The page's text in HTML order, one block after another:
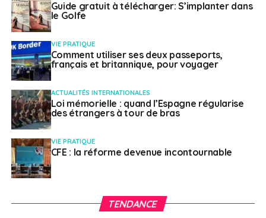
les référents handicap qui son habilités à répondre aux
questions sur le sujet du handicap.
Voici aussi une liste avec quelques exemples
d’associationsd’étudiants handicapés qui agissent, en
complément des services d’accueil, pour améliorer les
conditions de vie, d’études et de préparation à
l’insertion professionnelle :
l’Insertion professionnelle des jeunes personnes
handicapées,
ARPEJEH,etc.
Guide gratuit à télécharger: S’implanter dans
le Golfe
VIE PRATIQUE
Comment utiliser ses deux passeports,
français et britannique, pour voyager
ACTUALITÉS INTERNATIONALES
Loi mémorielle : quand l’Espagne régularise
des étrangers à tour de bras
VIE PRATIQUE
CFE : la réforme devenue incontournable
TENDANCE